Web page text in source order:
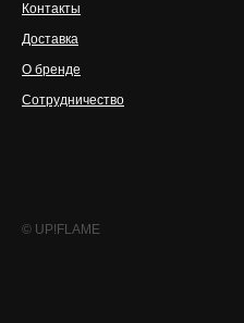
Контакты
Доставка
О бренде
Сотрудничество
© UP!FLAME